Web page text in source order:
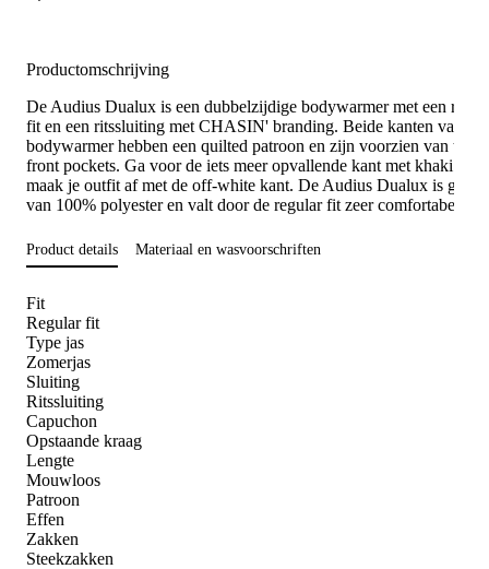
Productomschrijving
De Audius Dualux is een dubbelzijdige bodywarmer met een
fit en een ritssluiting met CHASIN' branding. Beide kanten van de
bodywarmer hebben een quilted patroon en zijn voorzien van twee
front pockets. Ga voor de iets meer opvallende kant met khaki
maak je outfit af met de off-white kant. De Audius Dualux is
van 100% polyester en valt door de regular fit zeer comfortabel.
Product details Materiaal en wasvoorschriften
Fit
Regular fit
Type jas
Zomerjas
Sluiting
Ritssluiting
Capuchon
Opstaande kraag
Lengte
Mouwloos
Patroon
Effen
Zakken
Steekzakken